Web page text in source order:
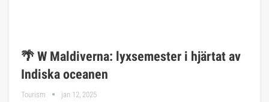
🌴 W Maldiverna: lyxsemester i hjärtat av
Indiska oceanen
Tourism jan 12, 2025